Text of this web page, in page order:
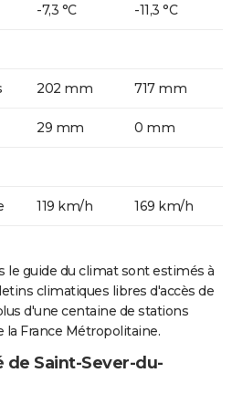
-7,3 °C -11,3 °C
202 mm 717 mm
29 mm 0 mm
119 km/h 169 km/h
le guide du climat sont estimés à
climatiques libres d'accès de
d'une centaine de stations
France Métropolitaine.
de Saint-Sever-du-